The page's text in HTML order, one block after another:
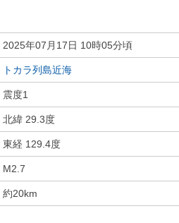
2025年07月17日 10時05分頃
トカラ列島近海
震度1
北緯 29.3度
東経 129.4度
M2.7
約20km